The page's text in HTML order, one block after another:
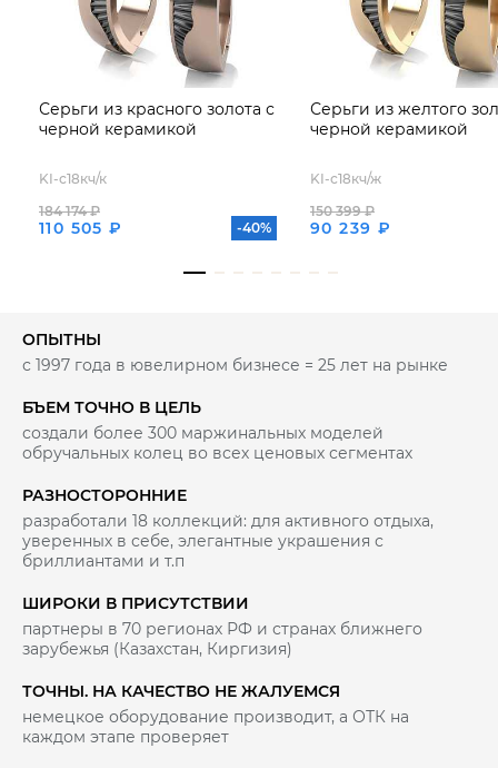
Серьги из красного золота с
черной керамикой
KI-с18кч/к
110 505 ₽
184 174 ₽
-40%
Серьги из желтого
черной керамикой
KI-с18кч/ж
90 239 ₽
150 399 ₽
ОПЫТНЫ
с 1997 года в ювелирном бизнесе = 25 лет на рынке
БЪЕМ ТОЧНО В ЦЕЛЬ
создали более 300 маржинальных моделей
обручальных колец во всех ценовых сегментах
РАЗНОСТОРОННИЕ
разработали 18 коллекций: для активного отдыха,
уверенных в себе, элегантные украшения с
бриллиантами и т.п
ШИРОКИ В ПРИСУТСТВИИ
партнеры в 70 регионах РФ и странах ближнего
зарубежья (Казахстан, Киргизия)
ТОЧНЫ. НА КАЧЕСТВО НЕ ЖАЛУЕМСЯ
немецкое оборудование производит, а ОТК на
каждом этапе проверяет